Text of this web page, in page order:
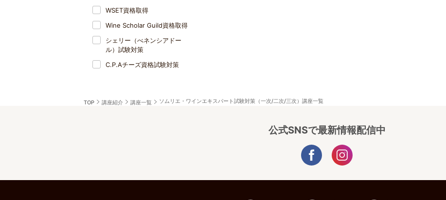
WSET資格取得
Wine Scholar Guild資格取得
シェリー（べネンシアドー
ル）試験対策
C.P.Aチーズ資格試験対策
TOP 講座紹介 講座一覧 ソムリエ・ワインエキスパート試験対策（一次/二次/三次）講座一覧
公式SNSで最新情報配信中